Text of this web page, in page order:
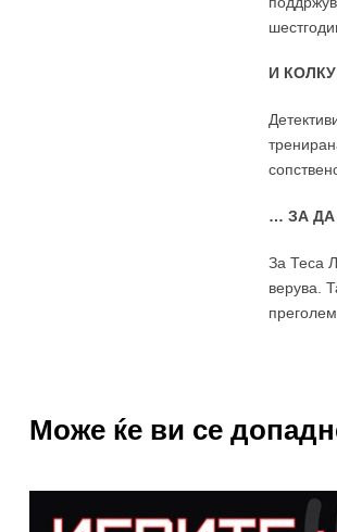
И
… ЗА ДА
За Теса
верува.
Може ќе ви се